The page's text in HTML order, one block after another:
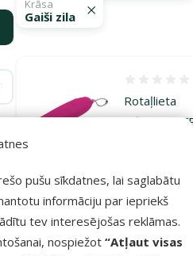
pušu sīkdatnes, lai saglabātu
informāciju par iepriekš
tev interesējošas reklāmas.
nospiežot “Atļaut visas
Krāsa
Gaiši zila
Rotaļlieta
kaķiem –
Mouse
Oriģinālā
2,99 €
Cena
2,24 € -